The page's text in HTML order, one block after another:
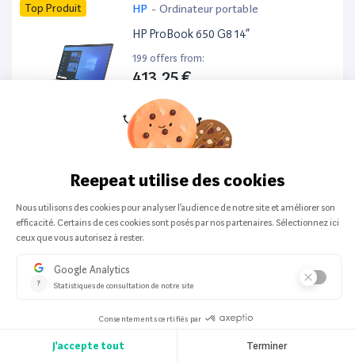
Top Produit HP - Ordinateur portable
HP ProBook 650 G8 14”
199 offers from:
413,25 €
Top Produit Apple- Smartphone
Apple iPhone 16 128Go
197 offers from: